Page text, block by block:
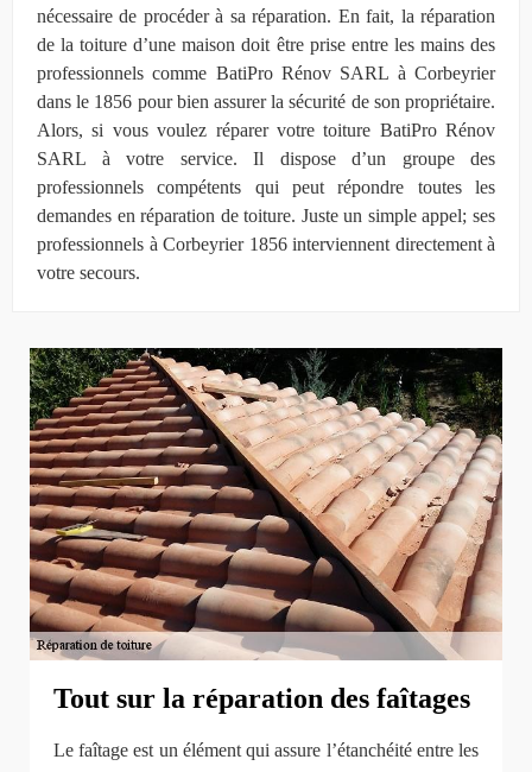
nécessaire de procéder à sa réparation. En fait, la réparation
de la toiture d’une maison doit être prise entre les mains des
professionnels comme BatiPro Rénov SARL à Corbeyrier
dans le 1856 pour bien assurer la sécurité de son propriétaire.
Alors, si vous voulez réparer votre toiture BatiPro Rénov
SARL à votre service. Il dispose d’un groupe des
professionnels compétents qui peut répondre toutes les
demandes en réparation de toiture. Juste un simple appel; ses
professionnels à Corbeyrier 1856 interviennent directement à
votre secours.
Tout sur la réparation des faîtages
Le faîtage est un élément qui assure l’étanchéité entre les